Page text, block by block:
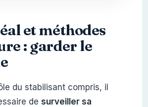
et méthodes
: garder le
du stabilisant compris, il
de surveiller sa